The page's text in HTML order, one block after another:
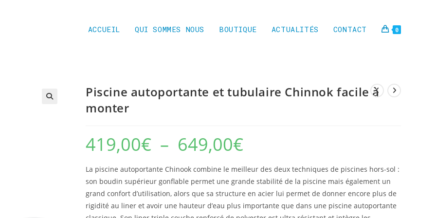
ACCUEIL QUI SOMMES NOUS BOUTIQUE ACTUALITÉS CONTACT 0
Piscine autoportante et tubulaire Chinnok facile à
monter
419,00€ – 649,00€
à
649,00€
La piscine autoportante Chinook combine le meilleur des deux techniques de piscines hors-sol :
son boudin supérieur gonflable permet une grande stabilité de la piscine mais également un
grand confort d’utilisation, alors que sa structure en acier lui permet de donner encore plus de
rigidité au liner et avoir une hauteur d’eau plus importante que dans une piscine autoportante